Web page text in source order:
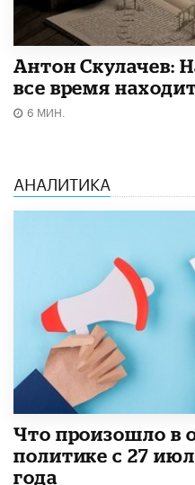
Антон Скулачев:
все время
6 МИН.
АНАЛИТИКА
​Что произошло в
политике с 27
года